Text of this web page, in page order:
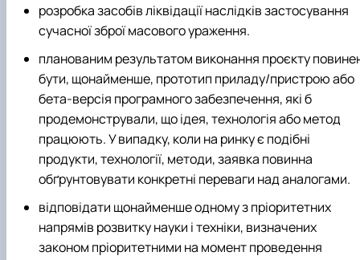
розробка засобів ліквідації наслідків застосування
сучасної зброї масового ураження.
планованим результатом виконання проєкту
бути, щонайменше, прототип приладу/пристрою або
бета-версія програмного забезпечення, які б
продемонстрували, що ідея, технологія або метод
працюють. У випадку, коли на ринку є подібні
продукти, технології, методи, заявка повинна
обґрунтовувати конкретні переваги над аналогами.
відповідати щонайменше одному з пріоритетних
напрямів розвитку науки і техніки, визначених
законом пріоритетними на момент проведення